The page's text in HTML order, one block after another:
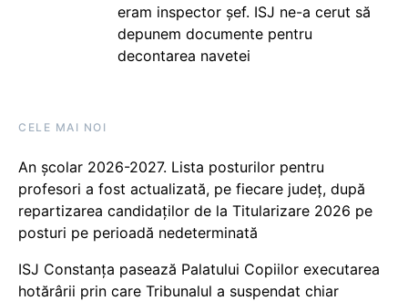
eram inspector șef. ISJ ne-a cerut să
depunem documente pentru
decontarea navetei
CELE MAI NOI
An școlar 2026-2027. Lista posturilor pentru
profesori a fost actualizată, pe fiecare județ, după
repartizarea candidaților de la Titularizare 2026 pe
posturi pe perioadă nedeterminată
ISJ Constanța pasează Palatului Copiilor executarea
hotărârii prin care Tribunalul a suspendat chiar